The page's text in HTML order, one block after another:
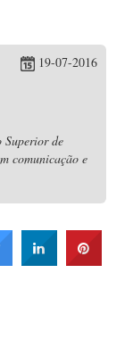
19-07-2016
de
comunicação e